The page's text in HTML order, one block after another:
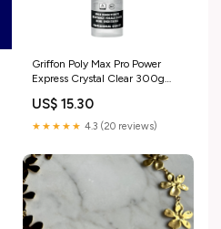
Griffon Poly Max Pro Power
Express Crystal Clear 300g
US$ 15.30
★★★★★ 4.3 (20 reviews)